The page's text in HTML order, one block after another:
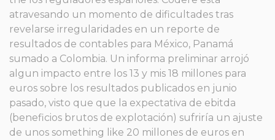
atravesando un momento de dificultades tras
revelarse irregularidades en un reporte de
resultados de contables para México, Panamá
sumado a Colombia. Un informa preliminar arrojó
algun impacto entre los 13 y mis 18 millones para
euros sobre los resultados publicados en junio
pasado, visto que que la expectativa de ebitda
(beneficios brutos de explotación) sufriría un ajuste
de unos something like 20 millones de euros en